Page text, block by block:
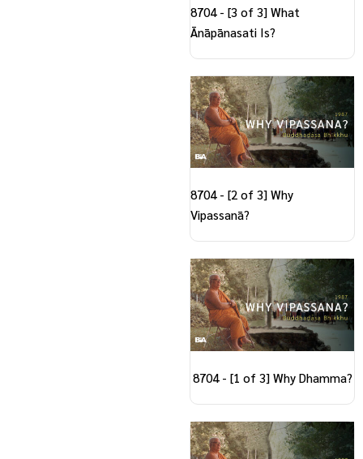
8704 - [3 of 3] What
Ānāpānasati Is?
8704 - [2 of 3] Why
Vipassanā?
8704 - [1 of 3] Why Dhamma?